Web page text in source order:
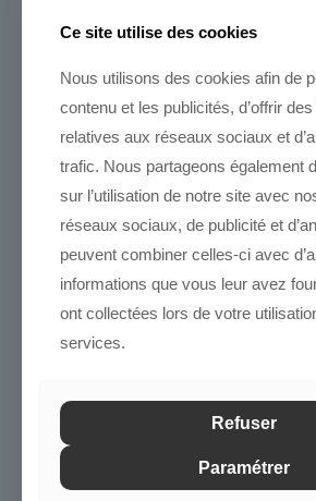
avant d'investir ?
fiscalité, risques et meilleures façons
Notre avis sur la SCPI
XL
SCPI Corum XLest la SCPI qui a le
contrainte — c'est aussi un moteur de
d'actifs britanniques , acquis à des
change historiquement bas. Ces actifs
délivrer des loyers en livre sterling qui,
amplifient ou atténuent le rendement en
Ce site utilise des cookies
Nous utilisons des cookies afin de
contenu et les publicités, d’offrir
relatives aux réseaux sociaux et
trafic. Nous partageons également
sur l’utilisation de notre site avec
réseaux sociaux, de publicité et
peuvent combiner celles-ci avec
informations que vous leur avez
ont collectées lors de votre
services.
Refuser
Paramétrer